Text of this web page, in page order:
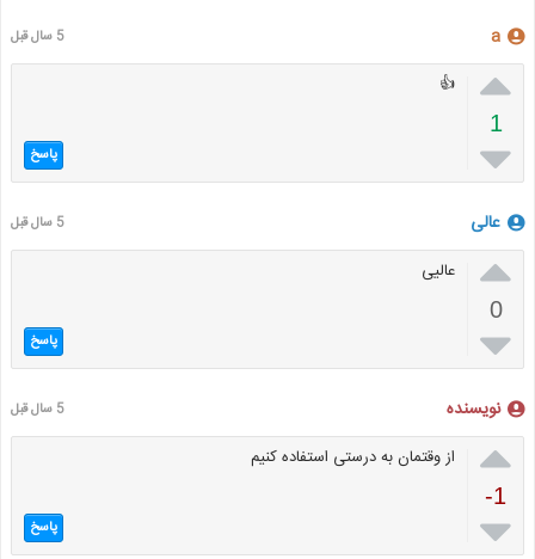
a 5 سال قبل

1

👍
پاسخ
عالی 5 سال قبل

0

عالیی
پاسخ
نویسنده 5 سال قبل

-1

از وقتمان به درستی استفاده کنیم
پاسخ